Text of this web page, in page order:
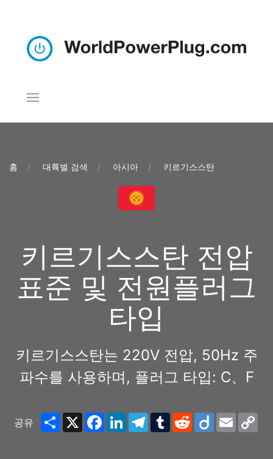
홈 대륙별 검색 아시아 키르기스스탄
키르기스스탄 전압
표준 및 전원플러그
타입
키르기스스탄는 220V 전압, 50Hz 주
파수를 사용하며, 플러그 타입: C、F
공유 ShareX Facebook
LinkedInTelegram
TumblrRedditDiigo Email